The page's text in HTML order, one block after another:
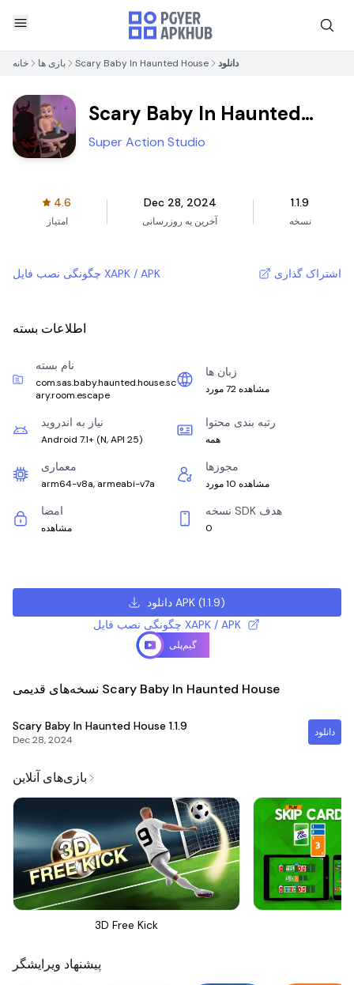
خانه بازی ها Scary Baby In Haunted House دانلود
Scary Baby In Haunted
House
Super Action Studio
4.6
امتیاز
Dec 28, 2024
آخرین به روزرسانی
1.1.9
نسخه
چگونگی نصب فایل XAPK / APK اشتراک گذاری
اطلاعات بسته
نام بسته
com.sas.baby.haunted.house.sc
ary.room.escape
زبان ها
مشاهده 72 مورد
نیاز به اندروید
Android 7.1+ (N, API 25)
رتبه بندی محتوا
همه
معماری
arm64-v8a, armeabi-v7a
مجوزها
مشاهده 10 مورد
امضا
مشاهده
نسخه SDK هدف
0
دانلود APK (1.1.9)
چگونگی نصب فایل XAPK / APK
گیم‌پلی
نسخه‌های قدیمی Scary Baby In Haunted House
Scary Baby In Haunted House 1.1.9
Dec 28, 2024
دانلود
بازی‌های آنلاین
3D Free Kick
پیشنهاد ویرایشگر